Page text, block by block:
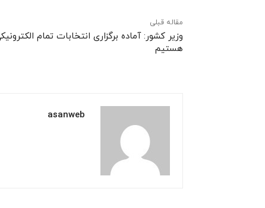
مقاله قبلی
وزیر کشور: آماده برگزاری انتخابات تمام
هستیم
asanweb